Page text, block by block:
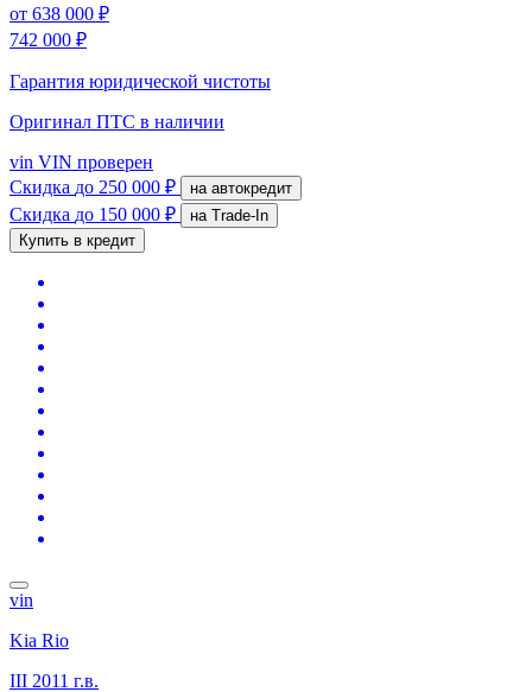
от 638 000 ₽
742 000 ₽
Гарантия юридической чистоты
Оригинал ПТС в наличии
vin VIN проверен
Скидка до 250 000 ₽ на автокредит
Скидка до 150 000 ₽
на Trade-In
Купить в кредит
vin
Kia Rio
III 2011 г.в.